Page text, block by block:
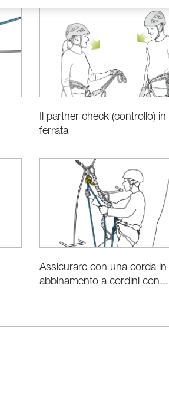
Il partner check (controllo) in
ferrata
Assicurare con una corda in
abbinamento a cordini con...